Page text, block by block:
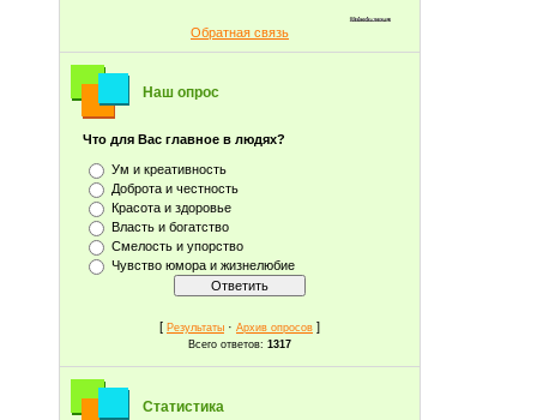
Обратная связь
Наш опрос
Что для Вас главное в людях?
Ум и креативность
Доброта и честность
Красота и здоровье
Власть и богатство
Смелость и упорство
Чувство юмора и жизнелюбие
[ Результаты · Архив опросов ]
Всего ответов: 1317
Статистика